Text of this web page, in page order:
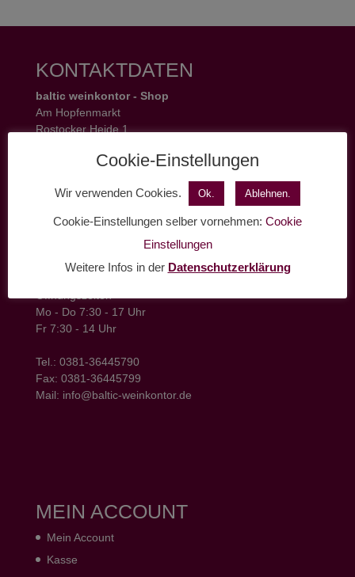
KONTAKTDATEN
baltic weinkontor - Shop
Am Hopfenmarkt
Rostocker Heide 1
Tel.: 0381 37 50 77 22
Mo - Fr 11 - 19 Uhr
baltic weinkontor - Lager
Hansestrasse 6
Mo - Do 7:30 - 17 Uhr
Fr 7:30 - 14 Uhr
Tel.: 0381-36445790
Fax: 0381-36445799
Mail: info@baltic-weinkontor.de
MEIN ACCOUNT
Mein Account
Kasse
Cookie-Einstellungen
Wir verwenden Cookies. Ok. Ablehnen.
Cookie-Einstellungen selber vornehmen: Cookie
Einstellungen
Weitere Infos in der Datenschutzerklärung